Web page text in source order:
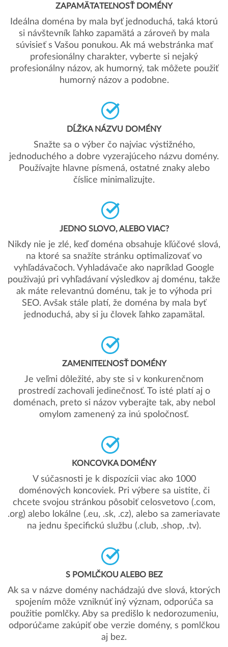
ZAPAMÄTATEĽNOSŤ DOMÉNY
Ideálna doména by mala byť jednoduchá, taká ktorú
si návštevník ľahko zapamätá a zároveň by mala
súvisieť s Vašou ponukou. Ak má webstránka mať
profesionálny charakter, vyberte si nejaký
profesionálny názov, ak humorný, tak môžete použiť
humorný názov a podobne.
DĹŽKA NÁZVU DOMÉNY
Snažte sa o výber čo najviac výstižného,
jednoduchého a dobre vyzerajúceho názvu domény.
Používajte hlavne písmená, ostatné znaky alebo
číslice minimalizujte.
JEDNO SLOVO, ALEBO VIAC?
Nikdy nie je zlé, keď doména obsahuje kľúčové slová,
na ktoré sa snažíte stránku optimalizovať vo
vyhľadávačoch. Vyhladávače ako napríklad Google
použivajú pri vyhľadávaní výsledkov aj doménu, takže
ak máte relevantnú doménu, tak je to výhoda pri
SEO. Avšak stále platí, že doména by mala byť
jednoduchá, aby si ju človek ľahko zapamätal.
ZAMENITEĽNOSŤ DOMÉNY
Je veľmi dôležité, aby ste si v konkurenčnom
prostredí zachovali jedinečnosť. To isté platí aj o
doménach, preto si názov vyberajte tak, aby nebol
omylom zamenený za inú spoločnosť.
KONCOVKA DOMÉNY
V súčasnosti je k dispozícii viac ako 1000
doménových koncoviek. Pri výbere sa uistite, či
chcete svojou stránkou pôsobiť celosvetovo (.com,
.org) alebo lokálne (.eu, .sk, .cz), alebo sa zameriavate
na jednu špecifickú službu (.club, .shop, .tv).
S POMLČKOU ALEBO BEZ
Ak sa v názve domény nachádzajú dve slová, ktorých
spojením môže vzniknúť iný význam, odporúča sa
použitie pomlčky. Aby sa predišlo k nedorozumeniu,
odporúčame zakúpiť obe verzie domény, s pomlčkou
aj bez.